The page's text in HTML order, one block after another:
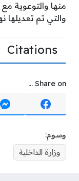
منها والتوعوية
والتي تم تعديلها نهاية
Citations
Share on ...
وسوم:
وزارة الداخلية